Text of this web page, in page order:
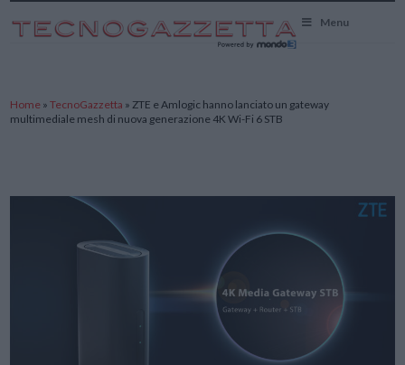
Menu
Home »TecnoGazzetta »ZTE e Amlogic hanno lanciato un gateway
multimediale mesh di nuova generazione 4K Wi-Fi 6 STB